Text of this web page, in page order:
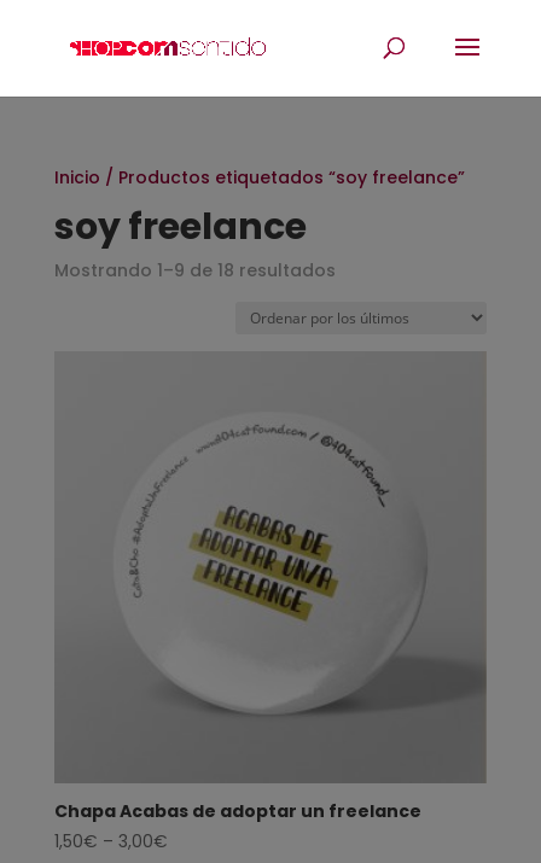
Inicio / Productos etiquetados “soy freelance”
soy freelance
Mostrando 1–9 de 18 resultados
Chapa Acabas de adoptar un freelance
1,50€ – 3,00€